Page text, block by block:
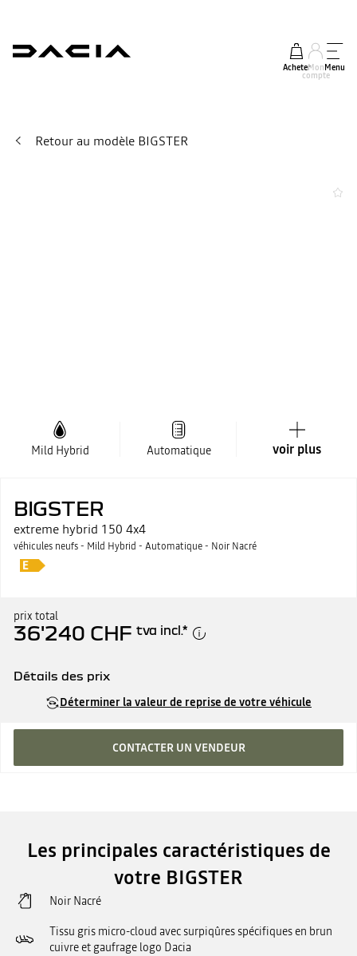
AcheterMon
compte
Menu
Retour au modèle BIGSTER
Mild Hybrid Automatique voir plus
BIGSTER
extreme hybrid 150 4x4
véhicules neufs - Mild Hybrid - Automatique - Noir Nacré
prix total
36'240 CHF tva incl.*
Détails des prix
Déterminer la valeur de reprise de votre véhicule
CONTACTER UN VENDEUR
Les principales caractéristiques de
votre BIGSTER
Noir Nacré
Tissu gris micro-cloud avec surpiqûres spécifiques en brun
cuivre et gaufrage logo Dacia